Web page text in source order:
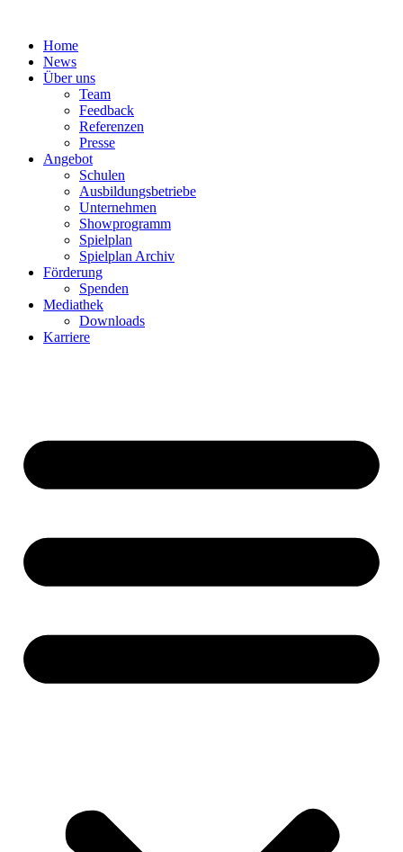
springenHome
News
Über uns
Team
Feedback
Referenzen
Presse
Angebot
Schulen
Ausbildungsbetriebe
Unternehmen
Showprogramm
Spielplan
Spielplan Archiv
Förderung
Spenden
Mediathek
Downloads
Karriere